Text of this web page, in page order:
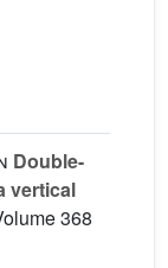
Double-
vertical
368